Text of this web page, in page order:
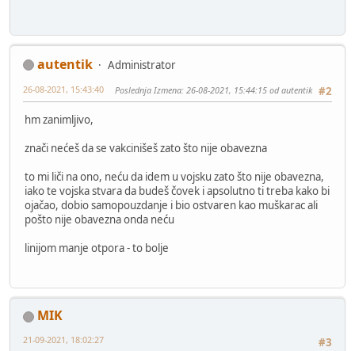
autentik
Administrator
#2
26-08-2021, 15:43:40 Poslednja Izmena: 26-08-2021, 15:44:15 od autentik
hm zanimljivo,
znači nećeš da se vakcinišeš zato što nije obavezna
to mi liči na ono, neću da idem u vojsku zato što nije obavezna,
iako te vojska stvara da budeš čovek i apsolutno ti treba kako bi
ojačao, dobio samopouzdanje i bio ostvaren kao muškarac ali
pošto nije obavezna onda neću
linijom manje otpora - to bolje
MIK
#3
21-09-2021, 18:02:27